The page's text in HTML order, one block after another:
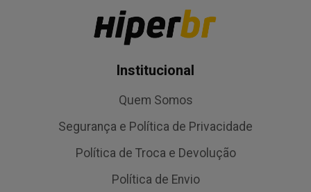
Institucional
Quem Somos
Segurança e Política de Privacidade
Política de Troca e Devolução
Política de Envio